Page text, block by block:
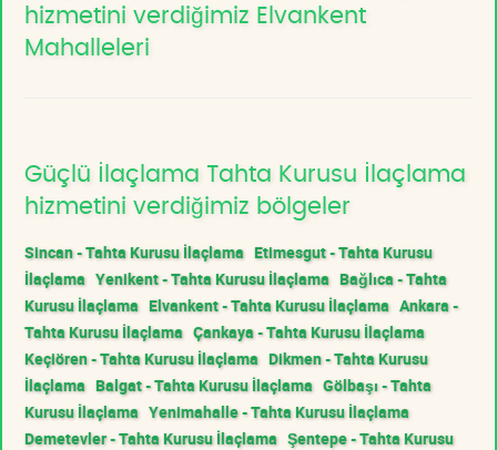
hizmetini verdiğimiz Elvankent
Mahalleleri
Güçlü İlaçlama Tahta Kurusu İlaçlama
hizmetini verdiğimiz bölgeler
Sincan - Tahta Kurusu İlaçlama Etimesgut - Tahta Kurusu
İlaçlama Yenikent - Tahta Kurusu İlaçlama Bağlıca - Tahta
Kurusu İlaçlama Elvankent - Tahta Kurusu İlaçlama Ankara -
Tahta Kurusu İlaçlama Çankaya - Tahta Kurusu İlaçlama
Keçiören - Tahta Kurusu İlaçlama Dikmen - Tahta Kurusu
İlaçlama Balgat - Tahta Kurusu İlaçlama Gölbaşı - Tahta
Kurusu İlaçlama Yenimahalle - Tahta Kurusu İlaçlama
Demetevler - Tahta Kurusu İlaçlama Şentepe - Tahta Kurusu